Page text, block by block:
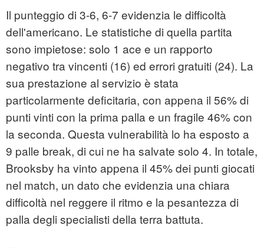
Il punteggio di 3-6, 6-7 evidenzia le difficoltà
dell'americano. Le statistiche di quella partita
sono impietose: solo 1 ace e un rapporto
negativo tra vincenti (16) ed errori gratuiti (24). La
sua prestazione al servizio è stata
particolarmente deficitaria, con appena il 56% di
punti vinti con la prima palla e un fragile 46% con
la seconda. Questa vulnerabilità lo ha esposto a
9 palle break, di cui ne ha salvate solo 4. In totale,
Brooksby ha vinto appena il 45% dei punti giocati
nel match, un dato che evidenzia una chiara
difficoltà nel reggere il ritmo e la pesantezza di
palla degli specialisti della terra battuta.